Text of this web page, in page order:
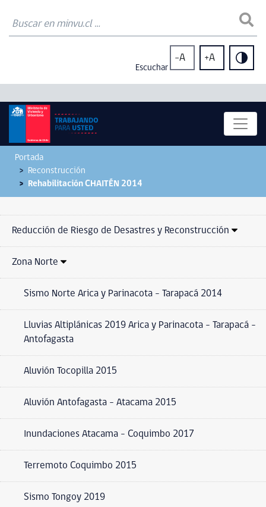
Escuchar
-A +A
Portada
Reconstrucción
Rehabilitación CHAITÉN 2014
Reducción de Riesgo de Desastres y Reconstrucción
Zona Norte
Sismo Norte Arica y Parinacota - Tarapacá 2014
Lluvias Altiplánicas 2019 Arica y Parinacota – Tarapacá –
Antofagasta
Aluvión Tocopilla 2015
Aluvión Antofagasta – Atacama 2015
Inundaciones Atacama - Coquimbo 2017
Terremoto Coquimbo 2015
Sismo Tongoy 2019